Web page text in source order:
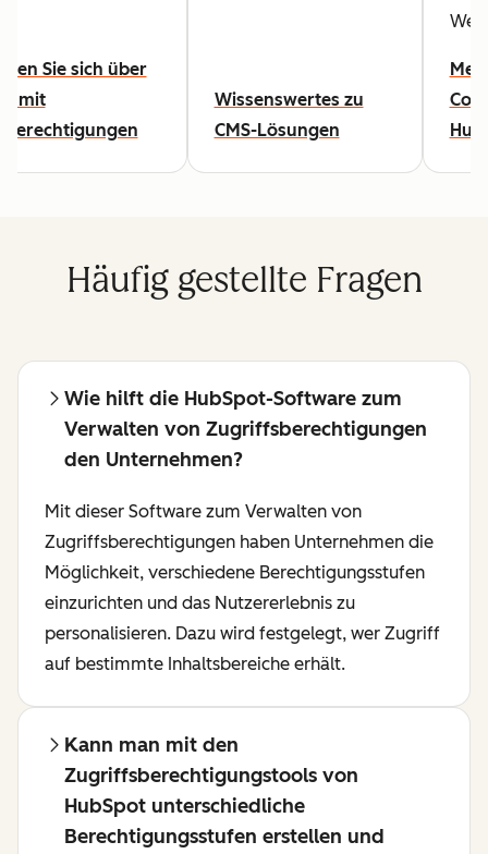
Sie sich über
mit
Wissenswertes zu
CMS-Lösungen
Hub
Häufig gestellte Fragen
Wie hilft die HubSpot-Software zum
Verwalten von Zugriffsberechtigungen
den Unternehmen?
Mit dieser Software zum Verwalten von
Zugriffsberechtigungen haben Unternehmen die
Möglichkeit, verschiedene Berechtigungsstufen
einzurichten und das Nutzererlebnis zu
personalisieren. Dazu wird festgelegt, wer Zugriff
auf bestimmte Inhaltsbereiche erhält.
Kann man mit den
Zugriffsberechtigungstools von
HubSpot unterschiedliche
Berechtigungsstufen erstellen und